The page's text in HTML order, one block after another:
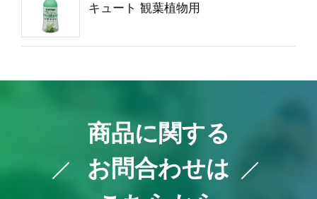
キュート 観葉植物用
商品に関する
お問合わせは